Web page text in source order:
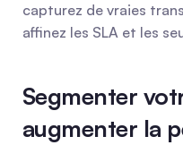
capturez de vraies
affinez les SLA et les
Segmenter
augmenter la